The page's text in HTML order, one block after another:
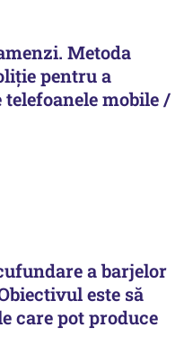
Metoda
pentru a
mobile /
a barjelor
este să
care pot produce